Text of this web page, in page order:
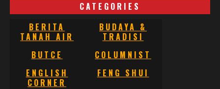
CATEGORIES
BERITA
TANAH AIR
BUDAYA &
TRADISI
BUTCE
COLUMNIST
ENGLISH
CORNER
FENG SHUI